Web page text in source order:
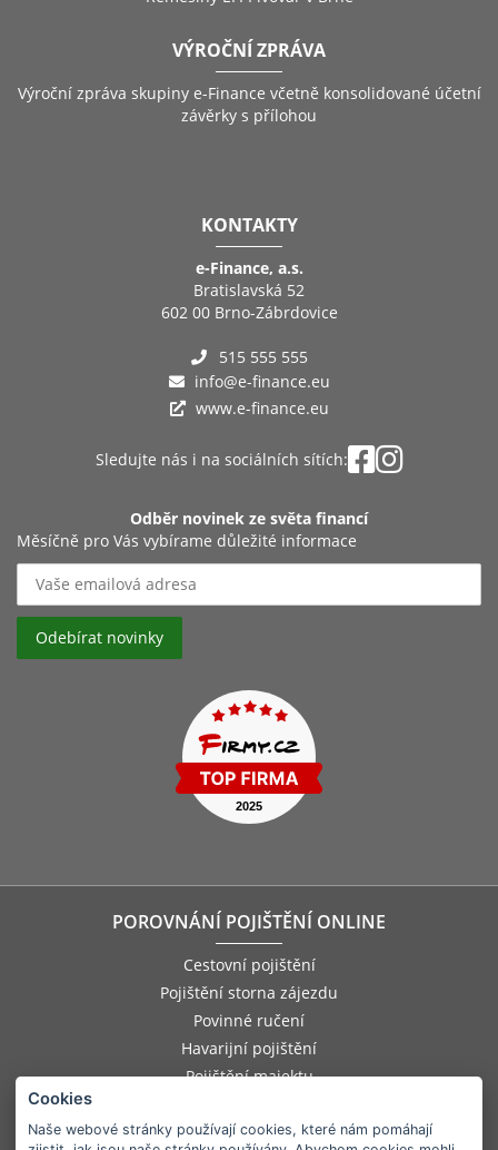
VÝROČNÍ ZPRÁVA
Výroční zpráva skupiny e-Finance včetně konsolidované účetní
závěrky s přílohou
KONTAKTY
e-Finance, a.s.
Bratislavská 52
602 00 Brno-Zábrdovice
515 555 555
info@e-finance.eu
www.e-finance.eu
Sledujte nás i na sociálních sítích:
Odběr novinek ze světa financí
Měsíčně pro Vás vybírame důležité informace
POROVNÁNÍ POJIŠTĚNÍ ONLINE
Cestovní pojištění
Pojištění storna zájezdu
Povinné ručení
Havarijní pojištění
Pojištění majektu
Pojištění asistenčních služeb
Cookies
Naše webové stránky používají cookies, které nám pomáhají